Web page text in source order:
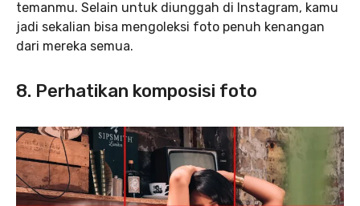
temanmu. Selain untuk diunggah di Instagram, kamu
jadi sekalian bisa mengoleksi foto penuh kenangan
dari mereka semua.
8. Perhatikan komposisi foto